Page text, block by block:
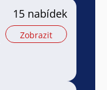
15 nabídek
Zobrazit